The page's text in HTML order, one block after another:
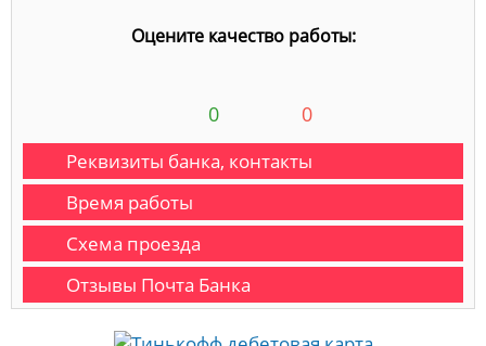
Оцените качество работы:
0 0
Реквизиты банка, контакты
Время работы
Схема проезда
Отзывы Почта Банка